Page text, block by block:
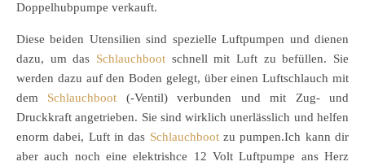
Doppelhubpumpe verkauft.
Diese beiden Utensilien sind spezielle Luftpumpen und dienen
dazu, um das Schlauchboot schnell mit Luft zu befüllen. Sie
werden dazu auf den Boden gelegt, über einen Luftschlauch mit
dem Schlauchboot (-Ventil) verbunden und mit Zug- und
Druckkraft angetrieben. Sie sind wirklich unerlässlich und helfen
enorm dabei, Luft in das Schlauchbootzu pumpen.Ich kann dir
aber auch noch eine elektrishce 12 Volt Luftpumpe ans Herz